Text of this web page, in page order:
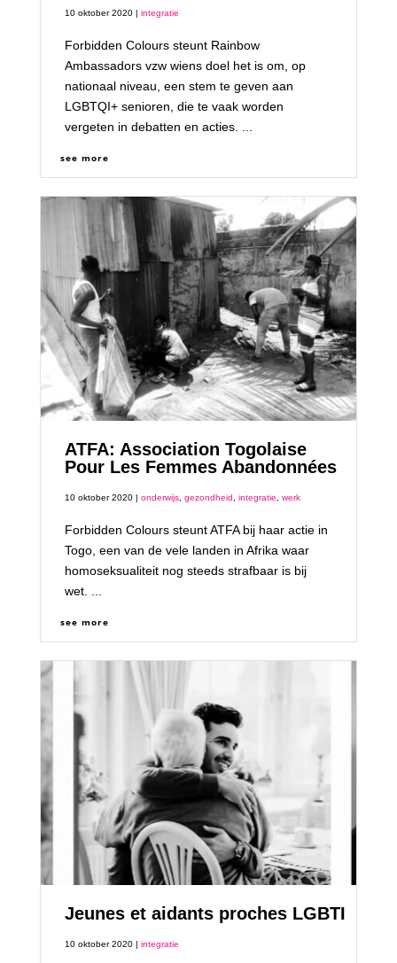
10 oktober 2020 | integratie
Forbidden Colours steunt Rainbow
Ambassadors vzw wiens doel het is om, op
nationaal niveau, een stem te geven aan
LGBTQI+ senioren, die te vaak worden
vergeten in debatten en acties. ...
see more
ATFA: Association Togolaise
Pour Les Femmes Abandonnées
10 oktober 2020 | onderwijs, gezondheid, integratie, werk
Forbidden Colours steunt ATFA bij haar actie in
Togo, een van de vele landen in Afrika waar
homoseksualiteit nog steeds strafbaar is bij
wet. ...
see more
Jeunes et aidants proches LGBTI
10 oktober 2020 | integratie